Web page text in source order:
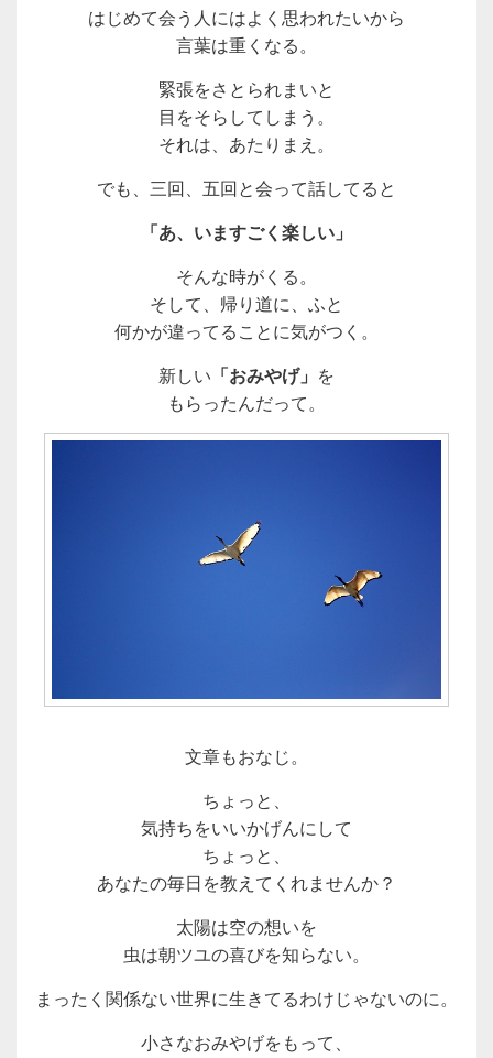
はじめて会う人にはよく思われたいから
言葉は重くなる。
緊張をさとられまいと
目をそらしてしまう。
それは、あたりまえ。
でも、三回、五回と会って話してると
「あ、いますごく楽しい」
そんな時がくる。
そして、帰り道に、ふと
何かが違ってることに気がつく。
新しい 「おみやげ」 を
もらったんだって。
文章もおなじ。
ちょっと、
気持ちをいいかげんにして
ちょっと、
あなたの毎日を教えてくれませんか？
太陽は空の想いを
虫は朝ツユの喜びを知らない。
まったく関係ない世界に生きてるわけじゃないのに。
小さなおみやげをもって、